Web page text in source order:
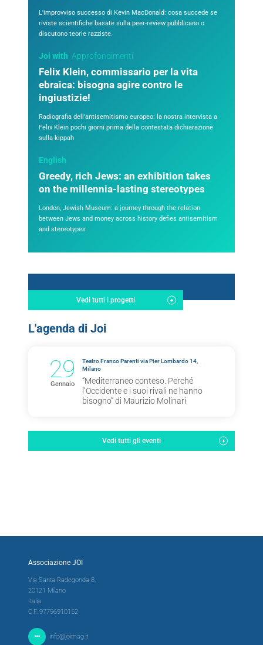
L'improvviso successo di Kevin MacDonald: cosa succede se
riviste scientifiche basate sulla peer-review pubblicano o
discutono teorie razziste.
Joi with Approfondimenti
Felix Klein, commissario per la vita
ebraica: bisogna agire contro le
ingiustizie!
Radiografia dell'antisemitismo europeo: la nostra intervista a
Felix Klein pochi giorni prima della contestata dichiarazione
sulla kippah
English
Greedy, rich Jews: an exhibition takes
on the millennia-lasting stereotypes
London, Jewish Museum: a journey through the relation
between Jews and money across history defies antisemitism
and stereotypes
Vedi tutti i progetti
L'agenda di Joi
29
Gennaio
Teatro Franco Parenti via Pier Lombardo 14,
Milano
“Mediterraneo conteso. Perché
l’Occidente e i suoi rivali ne hanno
bisogno” di Maurizio Molinari
Vedi tutti gli eventi
Associazione JOI
Via Santa Radegonda 8,
20121 Milano
Italia
C.F. 97796910152
info@joimag.it